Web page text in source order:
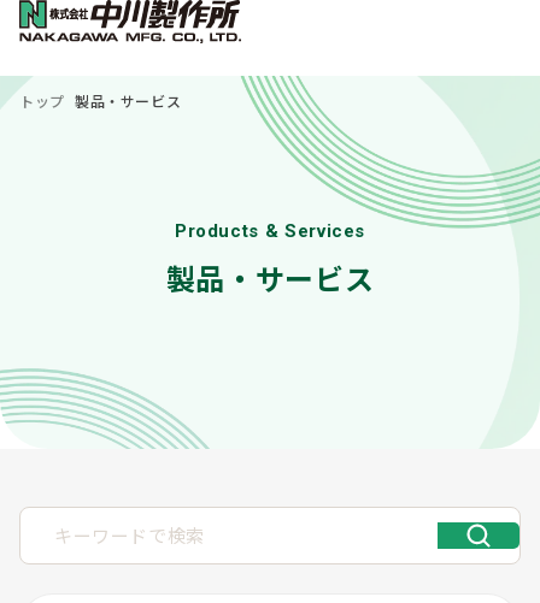
トップ 製品・サービス
Products & Services
製品・サービス